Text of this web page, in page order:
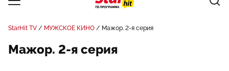
StarHit TV МУЖСКОЕ КИНО Мажор. 2-я серия
Мажор. 2-я серия